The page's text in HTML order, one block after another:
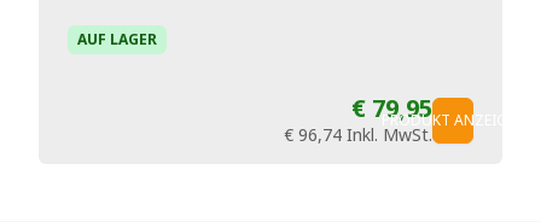
AUF LAGER
€ 79,95
€ 96,74 Inkl. MwSt.
PRODUKT ANZEIGEN